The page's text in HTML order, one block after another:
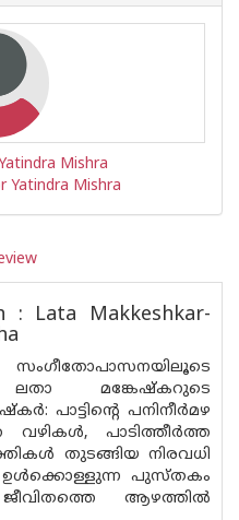
Mishra
Yatindra Mishra
: Lata Makkeshkar-
മങ്കേഷ്‌കറുടെ
പാട്ടിൻ്റെ പനിനീർമഴ
വഴികൾ, പാടിത്തീർത്ത
തുടങ്ങിയ നിരവധി
ഉൾക്കൊള്ളുന്ന പുസ്‌തകം
ആഴത്തിൽ